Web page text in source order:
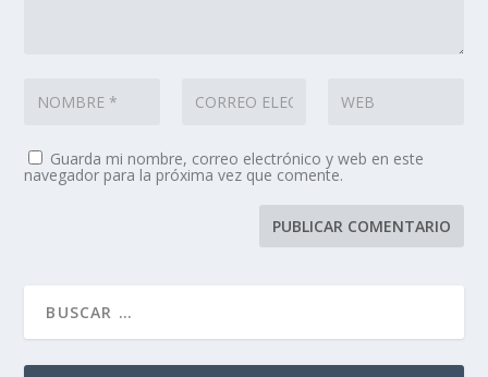
Guarda mi nombre, correo electrónico y web en este
navegador para la próxima vez que comente.